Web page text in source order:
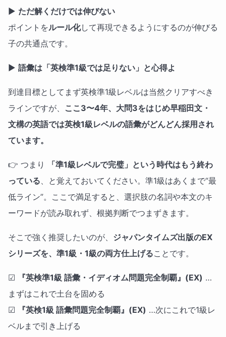
▶ ただ解くだけでは伸びない
ポイントをルール化して再現できるようにするのが伸びる
子の共通点です。
▶ 語彙は「英検準1級では足りない」と心得よ
到達目標としてまず英検準1級レベルは当然クリアすべき
ラインですが、 ここ3〜4年、大問3をはじめ早稲田文・
文構の英語では英検1級レベルの語彙がどんどん採用され
ています。
👉 つまり
「準1級レベルで完璧」という時代はもう終わ
っている、と覚えておいてください。準1級はあくまで“最
低ライン”。ここで満足すると、選択肢の名詞や本文のキ
ーワードが読み取れず、根拠判断でつまずきます。
そこで強く推奨したいのが、 ジャパンタイムズ出版のEX
シリーズを、準1級・1級の両方仕上げることです。
☑ 『英検準1級 語彙・イディオム問題完全制覇』(EX) …
まずはこれで土台を固める
☑
『英検1級 語彙問題完全制覇』(EX) …次にこれで1級レ
ベルまで引き上げる